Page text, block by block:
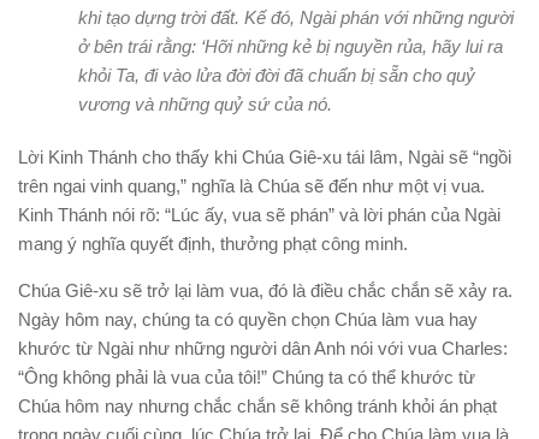
khi tạo dựng trời đất. Kế đó, Ngài phán với những người
ở bên trái rằng: ‘Hỡi những kẻ bị nguyền rủa, hãy lui ra
khỏi Ta, đi vào lửa đời đời đã chuẩn bị sẵn cho quỷ
vương và những quỷ sứ của nó.
Lời Kinh Thánh cho thấy khi Chúa Giê-xu tái lâm, Ngài sẽ “ngồi
trên ngai vinh quang,” nghĩa là Chúa sẽ đến như một vị vua.
Kinh Thánh nói rõ: “Lúc ấy, vua sẽ phán” và lời phán của Ngài
mang ý nghĩa quyết định, thưởng phạt công minh.
Chúa Giê-xu sẽ trở lại làm vua, đó là điều chắc chắn sẽ xảy ra.
Ngày hôm nay, chúng ta có quyền chọn Chúa làm vua hay
khước từ Ngài như những người dân Anh nói với vua Charles:
“Ông không phải là vua của tôi!” Chúng ta có thể khước từ
Chúa hôm nay nhưng chắc chắn sẽ không tránh khỏi án phạt
trong ngày cuối cùng, lúc Chúa trở lại. Để cho Chúa làm vua là